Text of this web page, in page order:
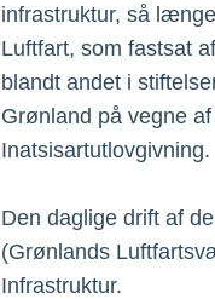
infrastruktur, så
Luftfart, som fastsat
blandt andet i
Grønland på vegne
Inatsisartutlovgivning.
Den daglige drift af
(Grønlands
Infrastruktur.